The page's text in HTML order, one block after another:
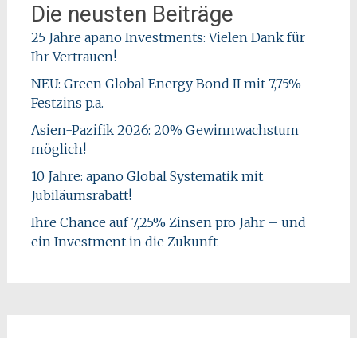
Die neusten Beiträge
25 Jahre apano Investments: Vielen Dank für
Ihr Vertrauen!
NEU: Green Global Energy Bond II mit 7,75%
Festzins p.a.
Asien-Pazifik 2026: 20% Gewinnwachstum
möglich!
10 Jahre: apano Global Systematik mit
Jubiläumsrabatt!
Ihre Chance auf 7,25% Zinsen pro Jahr – und
ein Investment in die Zukunft